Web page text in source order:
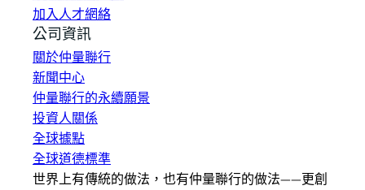
加入人才網絡
公司資訊
關於仲量聯行
新聞中心
仲量聯行的永續願景
投資人關係
全球據點
全球道德標準
世界上有傳統的做法，也有仲量聯行的做法——更創